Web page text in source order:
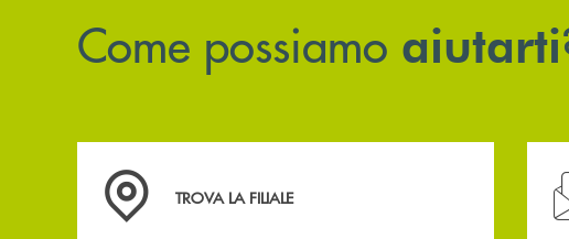
Come possiamo aiutarti
Accedi all' elenco completo delle filiali .
TROVA LA FILIALE